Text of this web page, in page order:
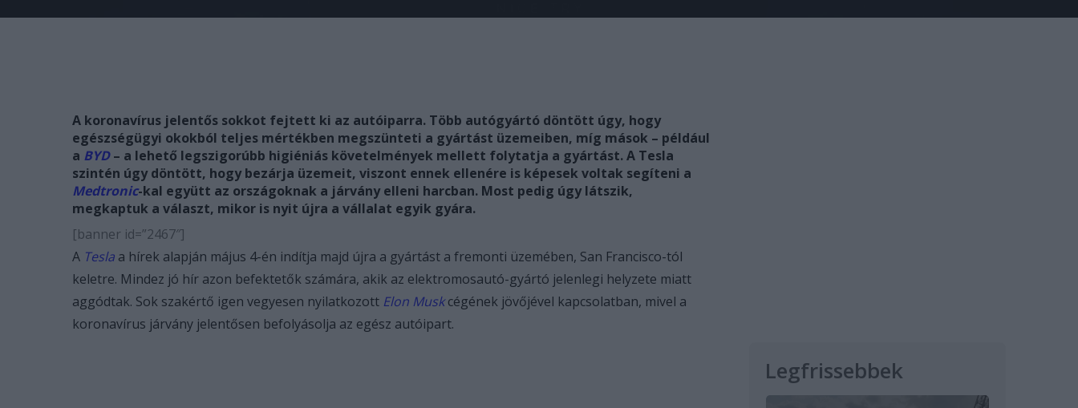
A koronavírus jelentős sokkot fejtett ki az autóiparra. Több autógyártó döntött úgy, hogy
egészségügyi okokból teljes mértékben megszünteti a gyártást üzemeiben, míg mások – például
a BYD – a lehető legszigorúbb higiéniás követelmények mellett folytatja a gyártást. A Tesla
szintén úgy döntött, hogy bezárja üzemeit, viszont ennek ellenére is képesek voltak segíteni a
Medtronic-kal együtt az országoknak a járvány elleni harcban. Most pedig úgy látszik,
megkaptuk a választ, mikor is nyit újra a vállalat egyik gyára.
[banner id=”2467″]
A Tesla a hírek alapján május 4-én indítja majd újra a gyártást a fremonti üzemében, San Francisco-tól
keletre. Mindez jó hír azon befektetők számára, akik az elektromosautó-gyártó jelenlegi helyzete miatt
aggódtak. Sok szakértő igen vegyesen nyilatkozott Elon Muskcégének jövőjével kapcsolatban, mivel a
koronavírus járvány jelentősen befolyásolja az egész autóipart.
Legfrissebbek